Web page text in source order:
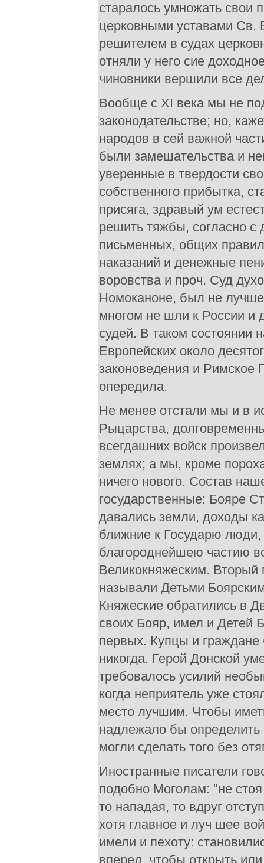
старалось умножать свои
церковными уставами Св.
решителем в судах
отняли у него сие
чиновники вершили все
Вообще с XI века мы не
законодательстве; но,
народов в сей важной
были замешательства и
уверенные в твердости
собственного прибытка,
присяга, здравый ум
решить тяжбы, согласно с
письменных, общих
наказаний и денежные
воровства и проч. Суд
Номоканоне, был не лучше
многом не шли к России и
судей. В таком состоянии
Европейских около
законоведения и Римское
опередила.
Не менее отстали мы и в
Рыцарства,
всегдашних войск
землях; а мы, кроме
ничего нового. Состав
государственные: Бояре
давались земли, доходы
ближние к Государю
благороднейшею частию
Великокняжеским. Вторый
называли Детьми
Княжеские обратились в
своих Бояр, имел и Детей
первых. Купцы и граждане
никогда. Герой Донской
требовалось усилий
когда неприятель уже
место лучшим. Чтобы
надлежало бы
могли сделать того без
Иностранные писатели
подобно Моголам: "не
то нападая, то вдруг
хотя главное и луч шее
имели и пехоту:
вперед, чтобы открыть